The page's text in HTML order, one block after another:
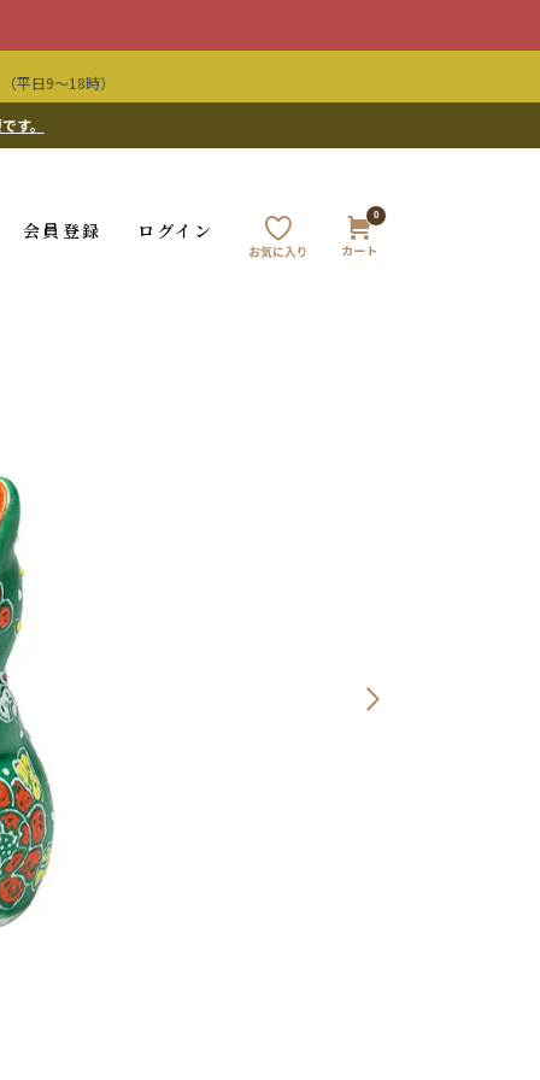
（平日9〜18時）
す。
会員登録 ログイン
0